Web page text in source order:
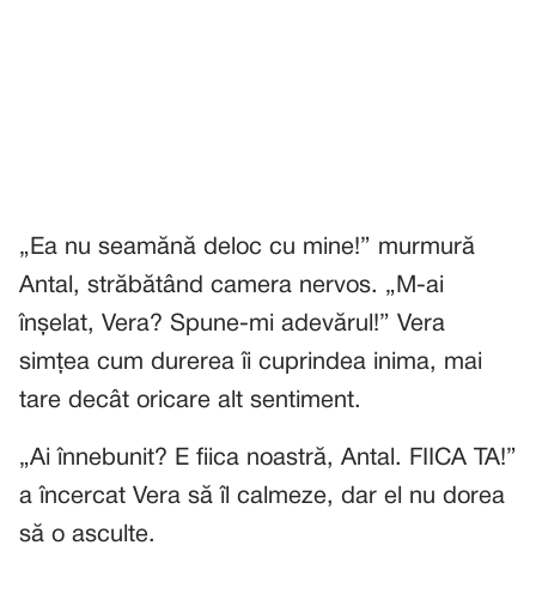
„Ea nu seamănă deloc cu mine!” murmură
Antal, străbătând camera nervos. „M-ai
înșelat, Vera? Spune-mi adevărul!” Vera
simțea cum durerea îi cuprindea inima, mai
tare decât oricare alt sentiment.
„Ai înnebunit? E fiica noastră, Antal. FIICA TA!”
a încercat Vera să îl calmeze, dar el nu dorea
să o asculte.